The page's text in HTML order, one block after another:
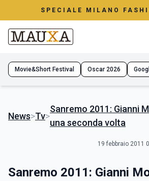
SPECIALE MILANO
Movie&Short Festival Oscar 2026
News>Tv>
Sanremo 2011: Gianni
una seconda volta
19 febbraio 2011
Sanremo 2011: Gianni